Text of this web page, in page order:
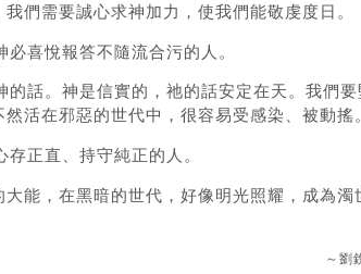
們需要誠心求神加力，使我們能敬虔度日。
必喜悅報答不隨流合污的人。
的話。神是信實的，祂的話安定在天。我們要
活在邪惡的世代中，很容易受感染、被動搖
正直、持守純正的人。
大能，在黑暗的世代，好像明光照耀，成為濁
～劉